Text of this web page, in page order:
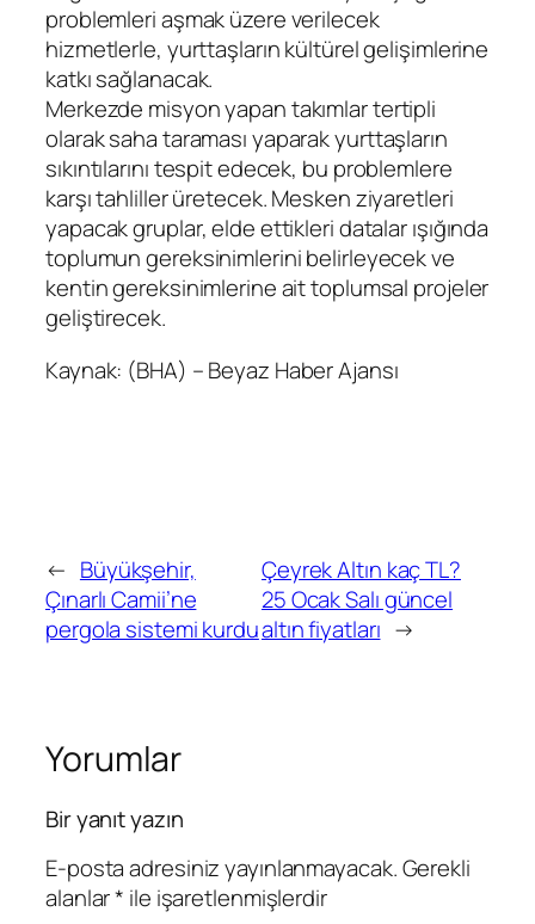
problemleri aşmak üzere verilecek
hizmetlerle, yurttaşların kültürel gelişimlerine
katkı sağlanacak.
Merkezde misyon yapan takımlar tertipli
olarak saha taraması yaparak yurttaşların
sıkıntılarını tespit edecek, bu problemlere
karşı tahliller üretecek. Mesken ziyaretleri
yapacak gruplar, elde ettikleri datalar ışığında
toplumun gereksinimlerini belirleyecek ve
kentin gereksinimlerine ait toplumsal projeler
geliştirecek.
Kaynak: (BHA) – Beyaz Haber Ajansı
← Büyükşehir,
Çınarlı Camii’ne
pergola sistemi kurdu
Çeyrek Altın kaç TL?
25 Ocak Salı güncel
altın fiyatları →
Yorumlar
Bir yanıt yazın
E-posta adresiniz yayınlanmayacak.Gerekli
alanlar* ile işaretlenmişlerdir